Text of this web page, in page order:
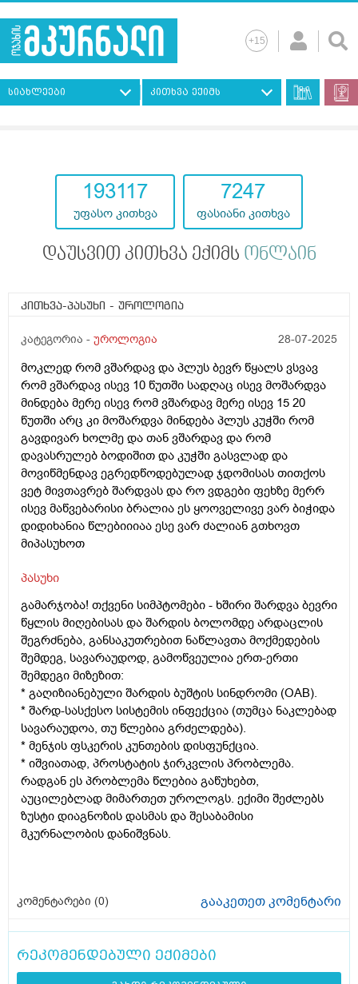
სიახლეები კითხვა ექიმს
193117
უფასო კითხვა
7247
ფასიანი კითხვა
დაუსვით კითხვა ექიმს ონლაინ
კითხვა-პასუხი - უროლოგია
კატეგორია - უროლოგია 28-07-2025
მოკლედ რომ ვშარდავ და პლუს ბევრ წყალს ვსვავ
რომ ვშარდავ ისევ 10 წუთში სადღაც ისევ მოშარდვა
მინდება მერე ისევ რომ ვშარდავ მერე ისევ 15 20
წუთში არც კი მოშარდვა მინდება პლუს კუჭში რომ
გავდივარ ხოლმე და თან ვშარდავ და რომ
დავასრულებ ბოდიშით და კუჭში გასვლად და
მოვიწმენდავ ეგრედწოდებულად ჯდომისას თითქოს
ვეტ მივთავრებ შარდვას და რო ვდგები ფეხზე მერრ
ისევ მაწვებარისი ბრალია ეს ყოოველივე ვარ ბიჭიდა
დიდიხანია წლებიიიაა ესე ვარ ძალიან გთხოვთ
მიპასუხოთ
პასუხი
გამარჯობა! თქვენი სიმპტომები - ხშირი შარდვა ბევრი
წყლის მიღებისას და შარდის ბოლომდე არდაცლის
შეგრძნება, განსაკუთრებით ნაწლავთა მოქმედების
შემდეგ, სავარაუდოდ, გამოწვეულია ერთ-ერთი
შემდეგი მიზეზით:
* გაღიზიანებული შარდის ბუშტის სინდრომი (OAB).
* შარდ-სასქესო სისტემის ინფექცია (თუმცა ნაკლებად
სავარაუდოა, თუ წლებია გრძელდება).
* მენჯის ფსკერის კუნთების დისფუნქცია.
* იშვიათად, პროსტატის ჯირკვლის პრობლემა.
რადგან ეს პრობლემა წლებია გაწუხებთ,
აუცილებლად მიმართეთ უროლოგს. ექიმი შეძლებს
ზუსტი დიაგნოზის დასმას და შესაბამისი
მკურნალობის დანიშვნას.
კომენტარები (0) გააკეთეთ კომენტარი
რეკომენდებული ექიმები